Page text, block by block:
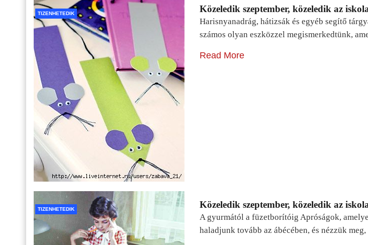
TIZENHETEDIK Közeledik szeptember, közeledik az
Harisnyanadrág, hátizsák és egyéb segítő
számos olyan eszközzel megismerkedtünk,
Read More
TIZENHETEDIK Közeledik szeptember, közeledik az
A gyurmától a füzetborítóig Apróságok,
haladjunk tovább az ábécében, és nézzük